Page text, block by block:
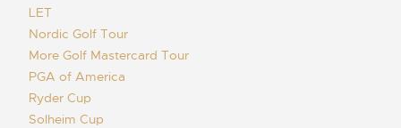
LET
Nordic Golf Tour
More Golf Mastercard Tour
PGA of America
Ryder Cup
Solheim Cup